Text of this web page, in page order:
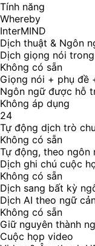
Tính năng
Whereby
InterMIND
Dịch thuật & Ngôn
Dịch giọng nói
Không có sẵn
Giọng nói + phụ đề
Ngôn ngữ được hỗ
Không áp dụng
24
Tự động dịch trò
Không có sẵn
Tự động, theo ngôn
Dịch ghi chú cuộc
Không có sẵn
Dịch sang bất kỳ
Dịch AI theo ngữ
Không có sẵn
Giữ nguyên thành
Cuộc họp video